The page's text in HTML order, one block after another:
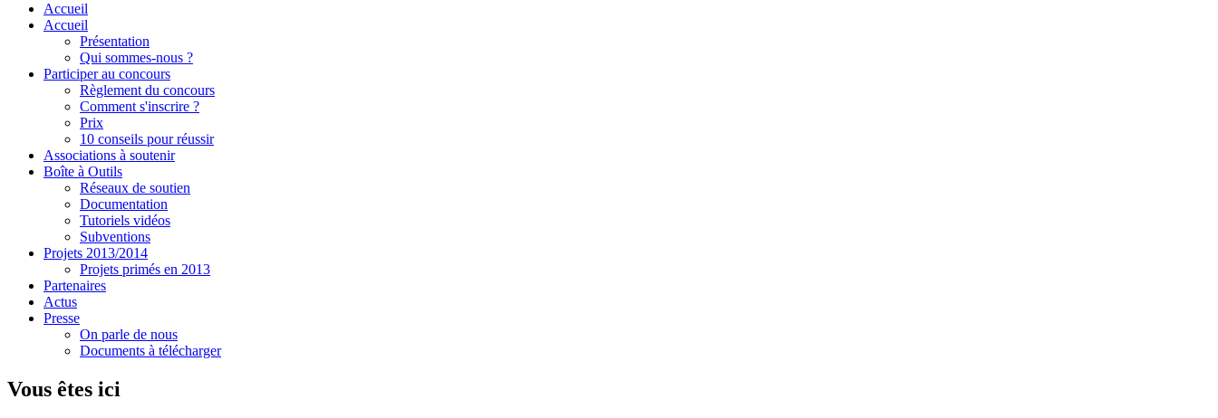
Accueil
Accueil
Présentation
Qui sommes-nous ?
Participer au concours
Règlement du concours
Comment s'inscrire ?
Prix
10 conseils pour réussir
Associations à soutenir
Boîte à Outils
Réseaux de soutien
Documentation
Tutoriels vidéos
Subventions
Projets 2013/2014
Projets primés en 2013
Partenaires
Actus
Presse
On parle de nous
Documents à télécharger
Vous êtes ici